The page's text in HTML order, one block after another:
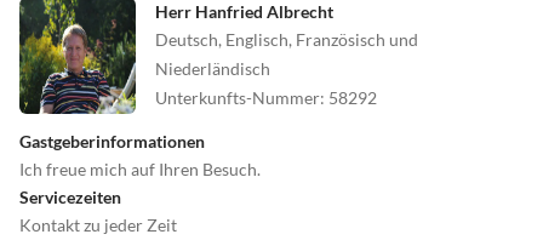
Ob Sie Ruhe suchen, sportlich aktiv sein möchten oder mit Kindern
auf Entdeckungstour gehen – die Umgebung von Justus op Zee
bietet Ihnen unzählige Möglichkeiten für erholsame und
erlebnisreiche Tage.
Herr Hanfried Albrecht
Deutsch, Englisch, Französisch und
Niederländisch
Unterkunfts-Nummer: 58292
Gastgeberinformationen
Ich freue mich auf Ihren Besuch.
Servicezeiten
Kontakt zu jeder Zeit